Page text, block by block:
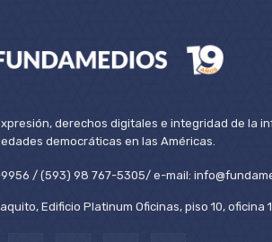
derechos digitales e integridad de la
democráticas en las Américas.
/ (593) 98 767-5305/ e-mail:
Edificio Platinum Oficinas, piso 10, oficina